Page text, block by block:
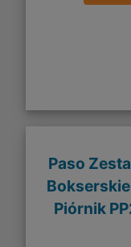
Paso
Piórnik